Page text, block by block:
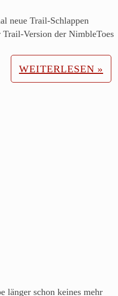
neue Trail-Schlappen
Version der NimbleToes
WEITERLESEN »
länger schon keines mehr